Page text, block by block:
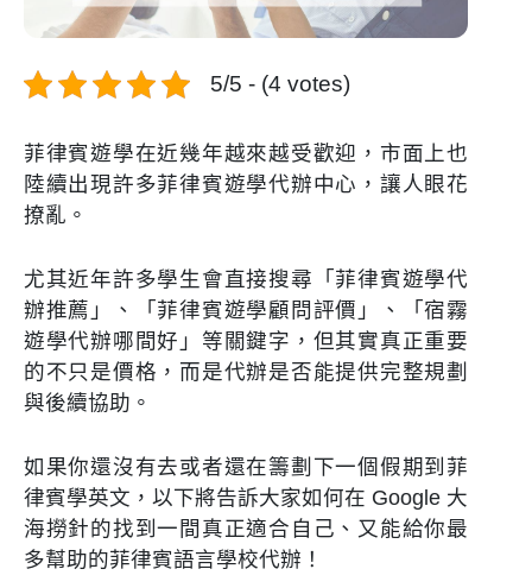
5/5 - (4 votes)
菲律賓遊學在近幾年越來越受歡迎，市面上也
陸續出現許多菲律賓遊學代辦中心，讓人眼花
撩亂。
尤其近年許多學生會直接搜尋「菲律賓遊學代
辦推薦」、「菲律賓遊學顧問評價」、「宿霧
遊學代辦哪間好」等關鍵字，但其實真正重要
的不只是價格，而是代辦是否能提供完整規劃
與後續協助。
如果你還沒有去或者還在籌劃下一個假期到菲
律賓學英文，以下將告訴大家如何在 Google 大
海撈針的找到一間真正適合自己、又能給你最
多幫助的菲律賓語言學校代辦！